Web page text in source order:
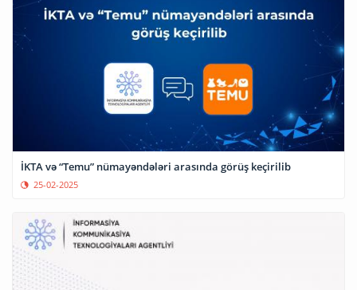
İKTA və “Temu” nümayəndələri arasında görüş keçirilib
25-02-2025